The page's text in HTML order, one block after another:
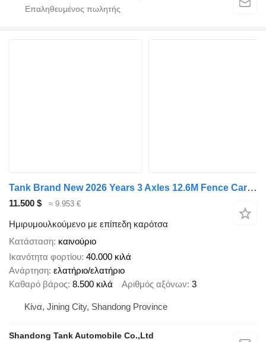
Tank Brand New 2026 Years 3 Axles 12.6M Fence Cargo Trailer
11.500 $ ≈ 9.953 €
Ημιρυμουλκούμενο με επίπεδη καρότσα
Κατάσταση καινούριο
Ικανότητα φορτίου 40.000 κιλά
Ανάρτηση ελατήριο/ελατήριο
Καθαρό βάρος 8.500 κιλά Αριθμός αξόνων 3
Κίνα, Jining City, Shandong Province
Shandong Tank Automobile Co.,Ltd